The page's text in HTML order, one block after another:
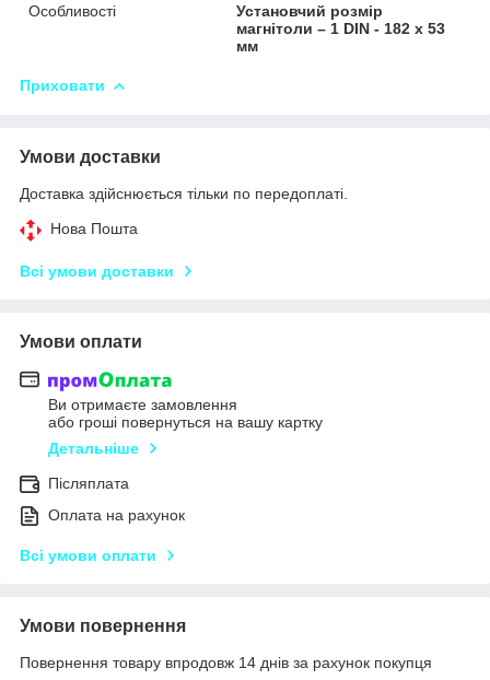
Особливості
Установчий розмір
магнітоли – 1 DIN - 182 x 53
мм
Приховати
Умови доставки
Доставка здійснюється тільки по передоплаті.
Нова Пошта
Всі умови доставки
Умови оплати
Ви отримаєте замовлення
або гроші повернуться на вашу картку
Детальніше
Післяплата
Оплата на рахунок
Всі умови оплати
Умови повернення
Повернення товару впродовж 14 днів за рахунок покупця